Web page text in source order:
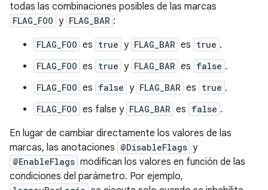
todas las combinaciones posibles de las marcas
FLAG_FOO y FLAG_BAR :
FLAG_FOO es true y FLAG_BAR es true .
FLAG_FOO es true y FLAG_BAR es false .
FLAG_FOO es false y FLAG_BAR es true .
FLAG_FOO es false y FLAG_BAR es false .
En lugar de cambiar directamente los valores de las
marcas, las anotaciones @DisableFlags y
@EnableFlags modifican los valores en función de las
condiciones del parámetro. Por ejemplo,